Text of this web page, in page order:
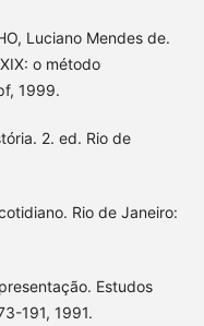
Luciano Mendes de.
o método
1999.
2. ed. Rio de
Rio de Janeiro:
Estudos
191, 1991.